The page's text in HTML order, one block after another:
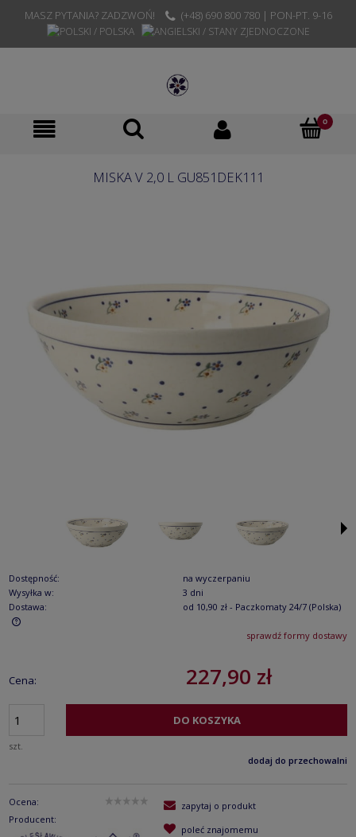
MASZ PYTANIA? ZADZWOŃ! (+48) 690 800 780 | PON-PT. 9-16
MISKA V 2,0 L GU851DEK111
Dostępność:
na wyczerpaniu
Wysyłka w:
3 dni
Dostawa:
od 10,90 zł - Paczkomaty 24/7 (Polska)
Cena nie zawiera ewentualnych kosztów płatnościsprawdź formy dostawy
Cena: 227,90 zł
szt.
DO KOSZYKA
dodaj do przechowalni
Ocena:
Producent:
zapytaj o produkt
poleć znajomemu